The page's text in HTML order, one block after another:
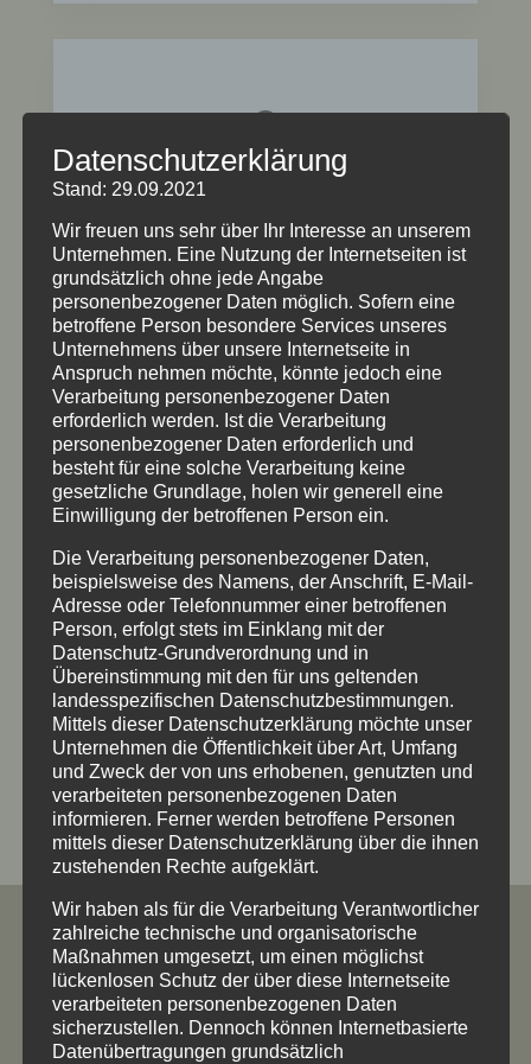
Addresse
Reuteweg 5
D 87544 Blaichach/Ettensberg

E-Mail
info@natur-in-form.de
l
Datenschutzerklärung
Stand: 29.09.2021
Wir freuen uns sehr über Ihr Interesse an unserem
Unternehmen. Eine Nutzung der Internetseiten ist
grundsätzlich ohne jede Angabe
personenbezogener Daten möglich. Sofern eine
betroffene Person besondere Services unseres
Unternehmens über unsere Internetseite in
Anspruch nehmen möchte, könnte jedoch eine
Verarbeitung personenbezogener Daten
erforderlich werden. Ist die Verarbeitung
personenbezogener Daten erforderlich und
besteht für eine solche Verarbeitung keine
gesetzliche Grundlage, holen wir generell eine
Einwilligung der betroffenen Person ein.
Die Verarbeitung personenbezogener Daten,
beispielsweise des Namens, der Anschrift, E-Mail-
Adresse oder Telefonnummer einer betroffenen
Person, erfolgt stets im Einklang mit der
Datenschutz-Grundverordnung und in
Übereinstimmung mit den für uns geltenden
landesspezifischen Datenschutzbestimmungen.
Mittels dieser Datenschutzerklärung möchte unser
Unternehmen die Öffentlichkeit über Art, Umfang
und Zweck der von uns erhobenen, genutzten und
verarbeiteten personenbezogenen Daten
informieren. Ferner werden betroffene Personen
mittels dieser Datenschutzerklärung über die ihnen
zustehenden Rechte aufgeklärt.
Wir haben als für die Verarbeitung Verantwortlicher
zahlreiche technische und organisatorische
Maßnahmen umgesetzt, um einen möglichst
lückenlosen Schutz der über diese Internetseite
verarbeiteten personenbezogenen Daten
sicherzustellen. Dennoch können Internetbasierte
Datenübertragungen grundsätzlich